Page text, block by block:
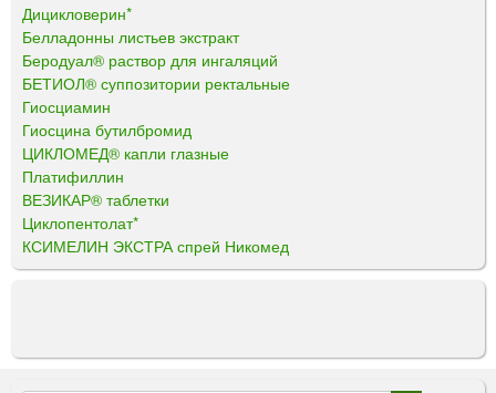
Дицикловерин*
Белладонны листьев экстракт
Беродуал® раствор для ингаляций
БЕТИОЛ® суппозитории ректальные
Гиосциамин
Гиосцина бутилбромид
ЦИКЛОМЕД® капли глазные
Платифиллин
ВЕЗИКАР® таблетки
Циклопентолат*
КСИМЕЛИН ЭКСТРА спрей Никомед